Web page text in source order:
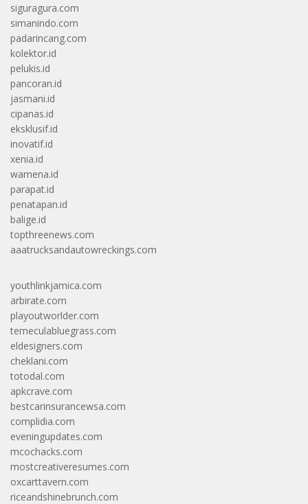
siguragura.com
simanindo.com
padarincang.com
kolektor.id
pelukis.id
pancoran.id
jasmani.id
cipanas.id
eksklusif.id
inovatif.id
xenia.id
wamena.id
parapat.id
penatapan.id
balige.id
topthreenews.com
aaatrucksandautowreckings.com
youthlinkjamica.com
arbirate.com
playoutworlder.com
temeculabluegrass.com
eldesigners.com
cheklani.com
totodal.com
apkcrave.com
bestcarinsurancewsa.com
complidia.com
eveningupdates.com
mcochacks.com
mostcreativeresumes.com
oxcarttavern.com
riceandshinebrunch.com